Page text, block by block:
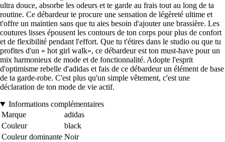
ultra douce, absorbe les odeurs et te garde au frais tout au long de ta
routine. Ce débardeur te procure une sensation de légèreté ultime et
t'offre un maintien sans que tu aies besoin d'ajouter une brassière. Les
coutures lisses épousent les contours de ton corps pour plus de confort
et de flexibilité pendant l'effort. Que tu t'étires dans le studio ou que tu
profites d'un « hot girl walk», ce débardeur est ton must-have pour un
mix harmonieux de mode et de fonctionnalité. Adopte l'esprit
d'optimisme rebelle d'adidas et fais de ce débardeur un élément de base
de ta garde-robe. C'est plus qu'un simple vêtement, c'est une
déclaration de ton mode de vie actif.
Informations complémentaires
Marque
adidas
Couleur
black
Couleur dominante Noir